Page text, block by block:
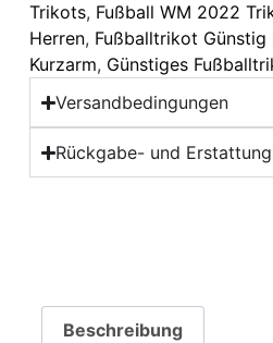
Trikots, Fußball WM 2022
Herren, Fußballtrikot Günstig
Kurzarm, Günstiges
Versandbedingungen
Rückgabe- und
Beschreibung